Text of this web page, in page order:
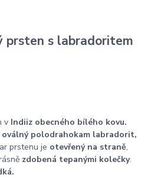
prsten s labradoritem
v Indiiz obecného bílého kovu.
oválný polodrahokam labradorit,
prstenu je otevřený na straně,
zdobená tepanými kolečky.